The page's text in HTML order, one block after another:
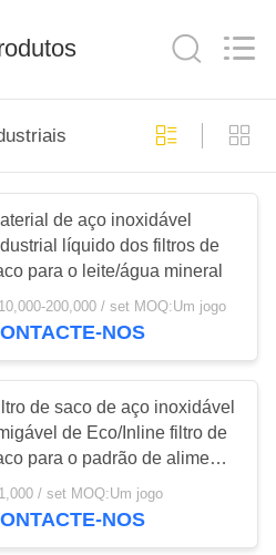
de óleo
172
Decanter
64
de aço inoxidável
líquido dos filtros de
para o leite/água mineral
200,000 / set MOQ:Um jogo
NOS
de saco de aço inoxidável
de Eco/Inline filtro de
para o padrão de alimento
cerveja
/ set MOQ:Um jogo
NOS